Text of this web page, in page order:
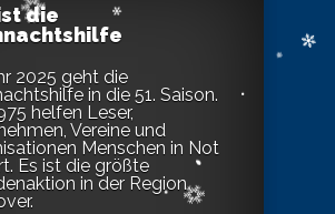
die
2025 geht die
in die 51. Saison.
helfen Leser,
Vereine und
Menschen in Not
Es ist die größte
in der Region